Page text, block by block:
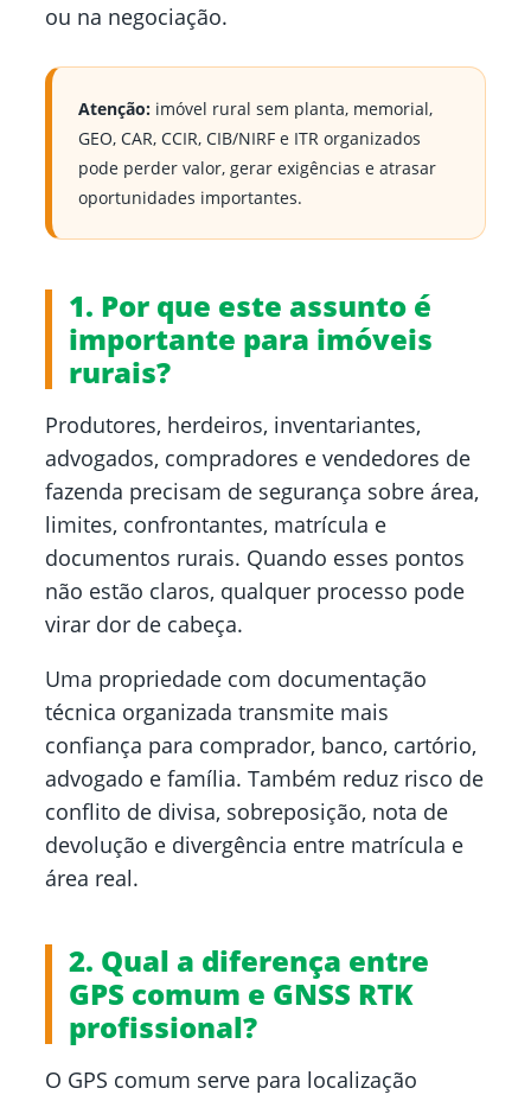
ou na negociação.
Atenção: imóvel rural sem planta, memorial,
GEO, CAR, CCIR, CIB/NIRF e ITR organizados
pode perder valor, gerar exigências e atrasar
oportunidades importantes.
1. Por que este assunto é
importante para imóveis
rurais?
Produtores, herdeiros, inventariantes,
advogados, compradores e vendedores de
fazenda precisam de segurança sobre área,
limites, confrontantes, matrícula e
documentos rurais. Quando esses pontos
não estão claros, qualquer processo pode
virar dor de cabeça.
Uma propriedade com documentação
técnica organizada transmite mais
confiança para comprador, banco, cartório,
advogado e família. Também reduz risco de
conflito de divisa, sobreposição, nota de
devolução e divergência entre matrícula e
área real.
2. Qual a diferença entre
GPS comum e GNSS RTK
profissional?
O GPS comum serve para localização